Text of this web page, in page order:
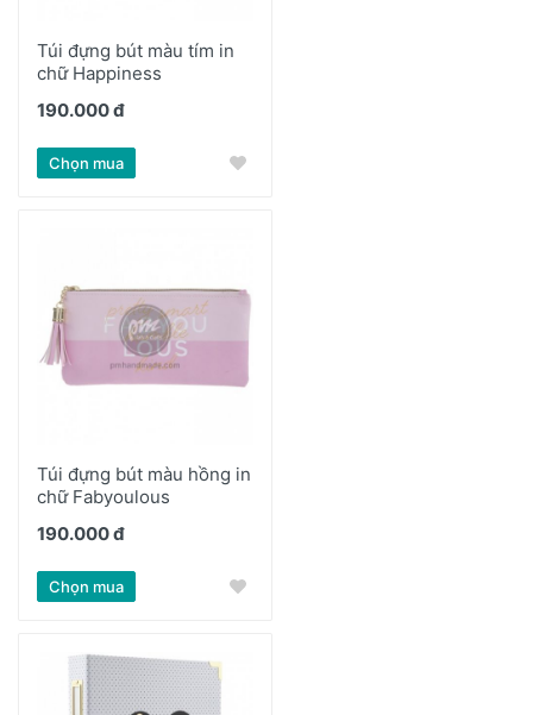
Túi đựng bút màu tím in
chữ Happiness
190.000 đ
Chọn mua
Túi đựng bút màu hồng in
chữ Fabyoulous
190.000 đ
Chọn mua